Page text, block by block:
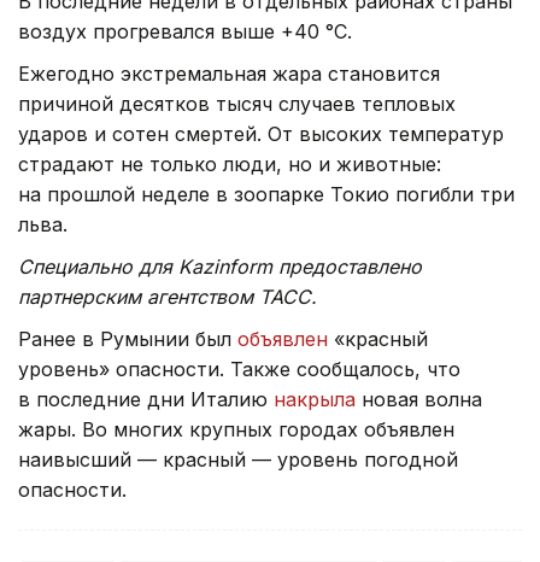
воздух прогревался выше +40 °C.
Ежегодно экстремальная жара становится
причиной десятков тысяч случаев тепловых
ударов и сотен смертей. От высоких температур
страдают не только люди, но и животные:
на прошлой неделе в зоопарке Токио погибли три
льва.
Специально для Kazinform предоставлено
партнерским агентством ТАСС.
Ранее в Румынии был объявлен «красный
уровень» опасности. Также сообщалось, что
в последние дни Италию накрыла новая волна
жары. Во многих крупных городах объявлен
наивысший — красный — уровень погодной
опасности.